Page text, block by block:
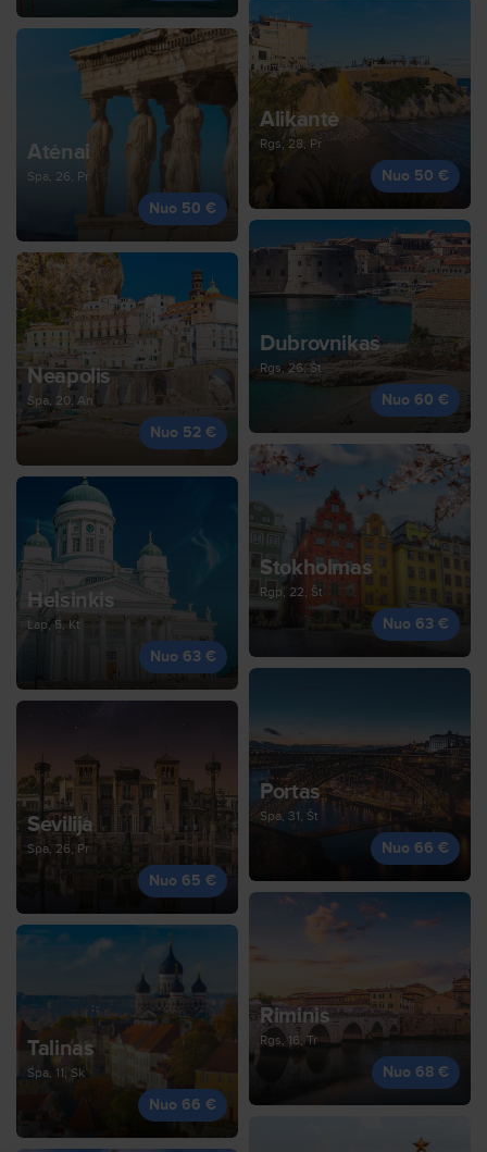
Atėnai
Spa, 26, Pr
Nuo 50 €
Alikantė
Rgs, 28, Pr
Nuo 50 €
Neapolis
Spa, 20, An
Nuo 52 €
Dubrovnikas
Rgs, 26, Št
Nuo 60 €
Helsinkis
Lap, 5, Kt
Nuo 63 €
Stokholmas
Rgp, 22, Št
Nuo 63 €
Sevilija
Spa, 26, Pr
Nuo 65 €
Portas
Spa, 31, Št
Nuo 66 €
Talinas
Spa, 11, Sk
Nuo 66 €
Riminis
Rgs, 16, Tr
Nuo 68 €